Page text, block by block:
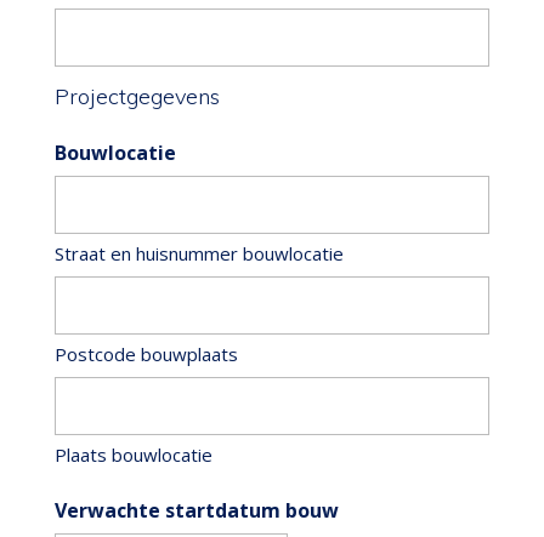
Projectgegevens
Bouwlocatie
Straat en huisnummer bouwlocatie
Postcode bouwplaats
Plaats bouwlocatie
Verwachte startdatum bouw